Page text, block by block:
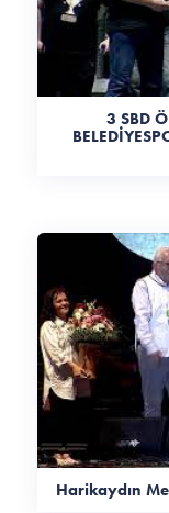
3 SBD
Harikaydın